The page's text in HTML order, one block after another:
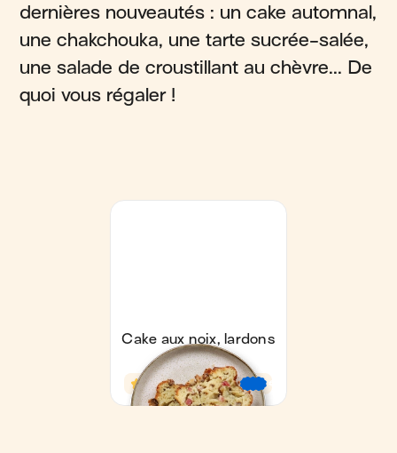
dernières nouveautés : un cake automnal,
une chakchouka, une tarte sucrée-salée,
une salade de croustillant au chèvre... De
quoi vous régaler !